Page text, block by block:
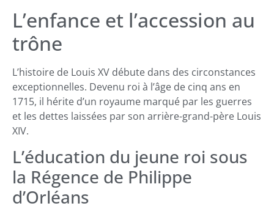
L’enfance et l’accession au
trône
L’histoire de Louis XV débute dans des circonstances
exceptionnelles. Devenu roi à l’âge de cinq ans en
1715, il hérite d’un royaume marqué par les guerres
et les dettes laissées par son arrière-grand-père Louis
XIV.
L’éducation du jeune roi sous
la Régence de Philippe
d’Orléans